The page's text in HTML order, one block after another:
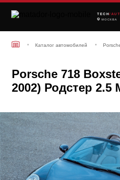
TECH /
МОСКВА
Каталог автомобилей
Porsche 718
2002) Родстер 2.5